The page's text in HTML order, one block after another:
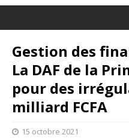
Gestion des
La DAF de la
pour des
milliard FCFA
15 octobre 2021